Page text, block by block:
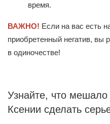
время.
ВАЖНО! Если на вас есть
приобретенный негатив, вы
в одиночестве!
Узнайте, что
Ксении сделать